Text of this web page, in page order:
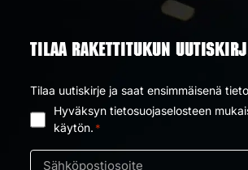
TILAA RAKETTITUKUN
Tilaa uutiskirje ja saat ensimmäisenä
Suostumus
*
Hyväksyn tietosuojaselosteen
käytön. *